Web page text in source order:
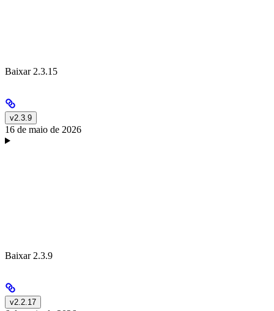
Baixar 2.3.15
v2.3.9
16 de maio de 2026
Baixar 2.3.9
v2.2.17